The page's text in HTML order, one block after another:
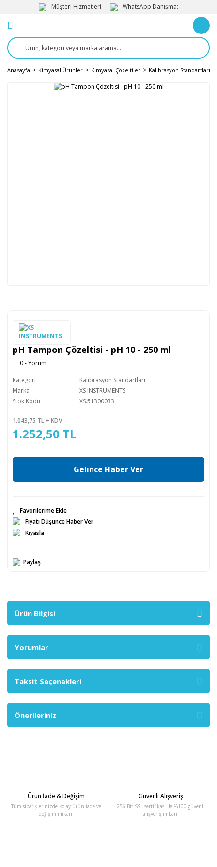
Müşteri Hizmetleri: WhatsApp Danışma:
Anasayfa Kimyasal Ürünler Kimyasal Çözeltiler Kalibrasyon Standartları
pH Tampon Çözeltisi - pH 10 - 250 ml
0 - Yorum
Kategori
Kalibrasyon Standartları
Marka
XS INSTRUMENTS
Stok Kodu
XS.51300033
1.043,75 TL + KDV
1.252,50 TL
Gelince Haber Ver
Fiyatı Düşünce Haber Ver
Kıyasla
Paylaş
Ürün Bilgisi
Yorumlar
Taksit Seçenekleri
Önerileriniz
Ürün İade & Değişim
Tüm siparişlerinizde kolay ürün iade ve
değişim imkanı
Güvenli Alışveriş
256 Bit SSL sertifikası ile %100 güvenli
alışveriş imkanı